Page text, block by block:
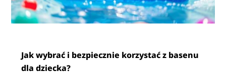
Jak wybrać i bezpiecznie korzystać z basenu
dla dziecka?